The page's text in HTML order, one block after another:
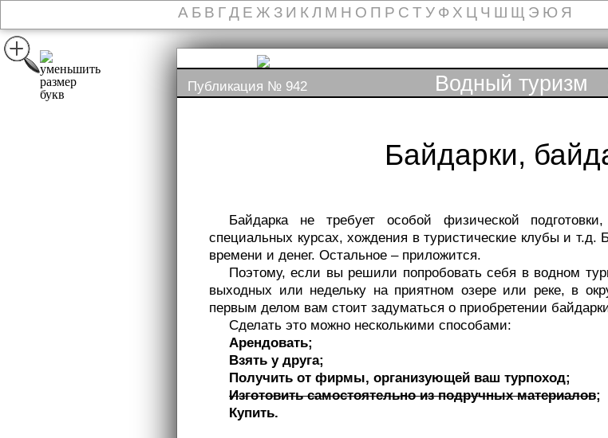
А Б В ГД Е Ж З И К Л М Н О П Р С Т У Ф Х Ц Ч Ш Щ Э Ю Я
Публикация № 942 Водный туризм
Байдарки,
Байдарка не требует особой физической
специальных курсах, хождения в туристические клубы и т.д.
времени и денег. Остальное – приложится.
Поэтому, если вы решили попробовать себя в водном
выходных или недельку на приятном озере или реке, в
первым делом вам стоит задуматься о приобретении
Сделать это можно несколькими способами:
Арендовать;
Взять у друга;
Получить от фирмы, организующей ваш турпоход;
Изготовить самостоятельно из подручных материалов;
Купить.